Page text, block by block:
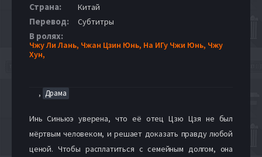
Страна: Китай
Перевод: Субтитры
В ролях:
Чжу Ли Лань, Чжан Цзин Юнь, На ИГу Чжи Юнь, Чжу
Хун,
, Драма
Инь Синьюэ уверена, что её отец Цзю Цзя не был
мёртвым человеком, и решает доказать правду любой
ценой. Чтобы расплатиться с семейным долгом, она